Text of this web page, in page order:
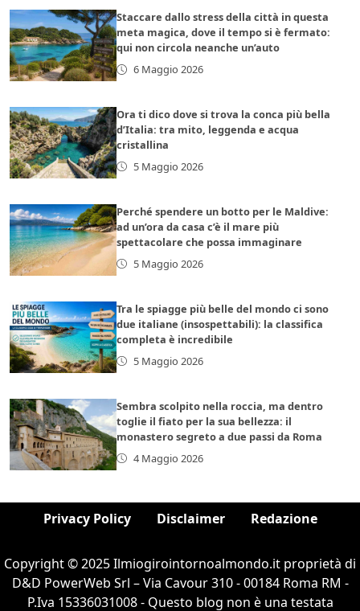
Staccare dallo stress della città in questa
meta magica, dove il tempo si è fermato:
qui non circola neanche un’auto
6 Maggio 2026
Ora ti dico dove si trova la conca più bella
d’Italia: tra mito, leggenda e acqua
cristallina
5 Maggio 2026
Perché spendere un botto per le Maldive:
ad un’ora da casa c’è il mare più
spettacolare che possa immaginare
5 Maggio 2026
Tra le spiagge più belle del mondo ci sono
due italiane (insospettabili): la classifica
completa è incredibile
5 Maggio 2026
Sembra scolpito nella roccia, ma dentro
toglie il fiato per la sua bellezza: il
monastero segreto a due passi da Roma
4 Maggio 2026
Privacy Policy Disclaimer Redazione
Copyright © 2025 Ilmiogirointornoalmondo.it proprietà di
D&D PowerWeb Srl – Via Cavour 310 - 00184 Roma RM -
P.Iva 15336031008 - Questo blog non è una testata